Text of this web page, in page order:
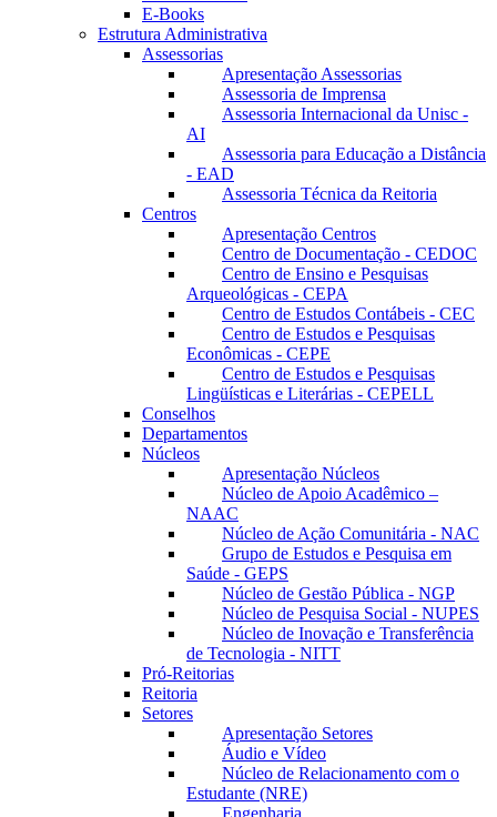
E-Books
Estrutura Administrativa
Assessorias
Apresentação Assessorias
Assessoria de Imprensa
Assessoria Internacional da Unisc -
AI
Assessoria para Educação a Distância
- EAD
Assessoria Técnica da Reitoria
Centros
Apresentação Centros
Centro de Documentação - CEDOC
Centro de Ensino e Pesquisas
Arqueológicas - CEPA
Centro de Estudos Contábeis - CEC
Centro de Estudos e Pesquisas
Econômicas - CEPE
Centro de Estudos e Pesquisas
Lingüísticas e Literárias - CEPELL
Conselhos
Departamentos
Núcleos
Apresentação Núcleos
Núcleo de Apoio Acadêmico –
NAAC
Núcleo de Ação Comunitária - NAC
Grupo de Estudos e Pesquisa em
Saúde - GEPS
Núcleo de Gestão Pública - NGP
Núcleo de Pesquisa Social - NUPES
Núcleo de Inovação e Transferência
de Tecnologia - NITT
Pró-Reitorias
Reitoria
Setores
Apresentação Setores
Áudio e Vídeo
Núcleo de Relacionamento com o
Estudante (NRE)